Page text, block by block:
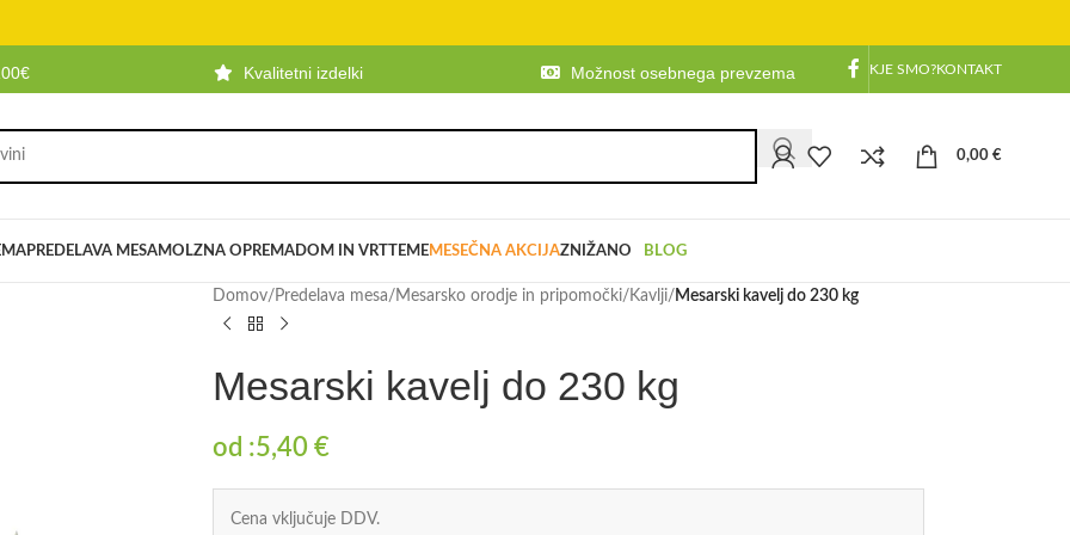
Kvalitetni izdelki Možnost osebnega prevzema KJE SMO?KONTAKT
0,00 €
PREDELAVA MESAMOLZNA OPREMADOM IN VRTTEMEMESEČNA AKCIJAZNIŽANO BLOG
Domov/ Predelava mesa/ Mesarsko orodje in pripomočki/ Kavlji/ Mesarski kavelj do 230 kg
Mesarski kavelj do 230 kg
od :5,40 €
Cena vključuje DDV.